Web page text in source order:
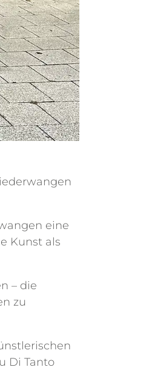
eine
Kunst als
– die
zu
Di Tanto